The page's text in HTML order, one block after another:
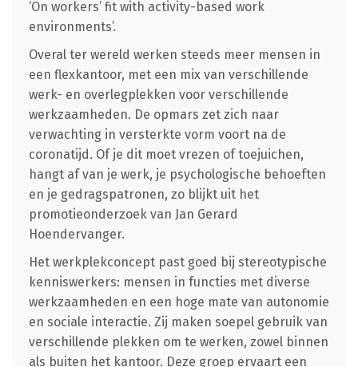
‘On workers’ fit with activity-based work
environments’.
Overal ter wereld werken steeds meer mensen in
een flexkantoor, met een mix van verschillende
werk- en overlegplekken voor verschillende
werkzaamheden. De opmars zet zich naar
verwachting in versterkte vorm voort na de
coronatijd. Of je dit moet vrezen of toejuichen,
hangt af van je werk, je psychologische behoeften
en je gedragspatronen, zo blijkt uit het
promotieonderzoek van Jan Gerard
Hoendervanger.
Het werkplekconcept past goed bij stereotypische
kenniswerkers: mensen in functies met diverse
werkzaamheden en een hoge mate van autonomie
en sociale interactie. Zij maken soepel gebruik van
verschillende plekken om te werken, zowel binnen
als buiten het kantoor. Deze groep ervaart een